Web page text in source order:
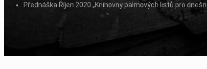
Přednáška Říjen 2020 „Knihovny palmových listů pro